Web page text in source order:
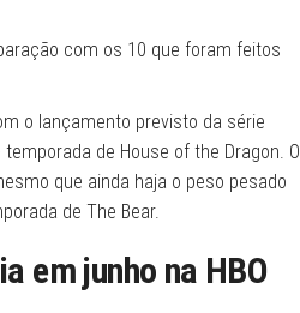
com os 10 que foram feitos
o lançamento previsto da série
de House of the Dragon. O
que ainda haja o peso pesado
de The Bear.
em junho na HBO